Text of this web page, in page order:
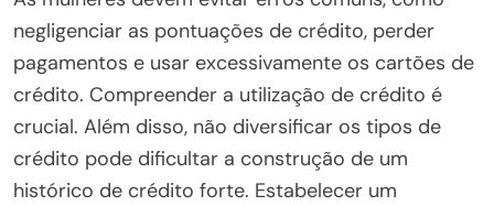
negligenciar as pontuações de crédito, perder
pagamentos e usar excessivamente os cartões de
crédito. Compreender a utilização de crédito é
crucial. Além disso, não diversificar os tipos de
crédito pode dificultar a construção de um
histórico de crédito forte. Estabelecer um